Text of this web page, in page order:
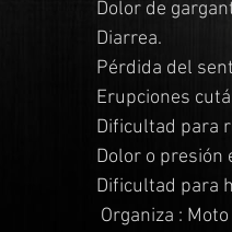
Dolor de
Diarrea.
Pérdida del
Erupciones
Dificultad para
Dolor o presión
Dificultad para
Organiza :